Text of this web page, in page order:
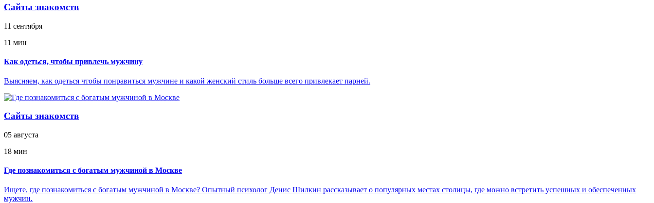
Сайты знакомств
11 сентября
11 мин
Как одеться, чтобы привлечь мужчину
Выясняем, как одеться чтобы понравиться мужчине и какой женский стиль больше всего привлекает парней.
Сайты знакомств
05 августа
18 мин
Где познакомиться с богатым мужчиной в Москве
Ищете, где познакомиться с богатым мужчиной в Москве? Опытный психолог Денис Шилкин рассказывает о популярных местах столицы, где можно встретить успешных и обеспеченных
мужчин.